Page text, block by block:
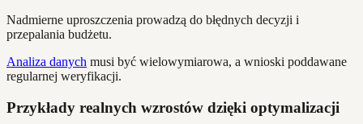
Nadmierne uproszczenia prowadzą do błędnych decyzji i
przepalania budżetu.
Analiza danych musi być wielowymiarowa, a wnioski poddawane
regularnej weryfikacji.
Przykłady realnych wzrostów dzięki optymalizacji